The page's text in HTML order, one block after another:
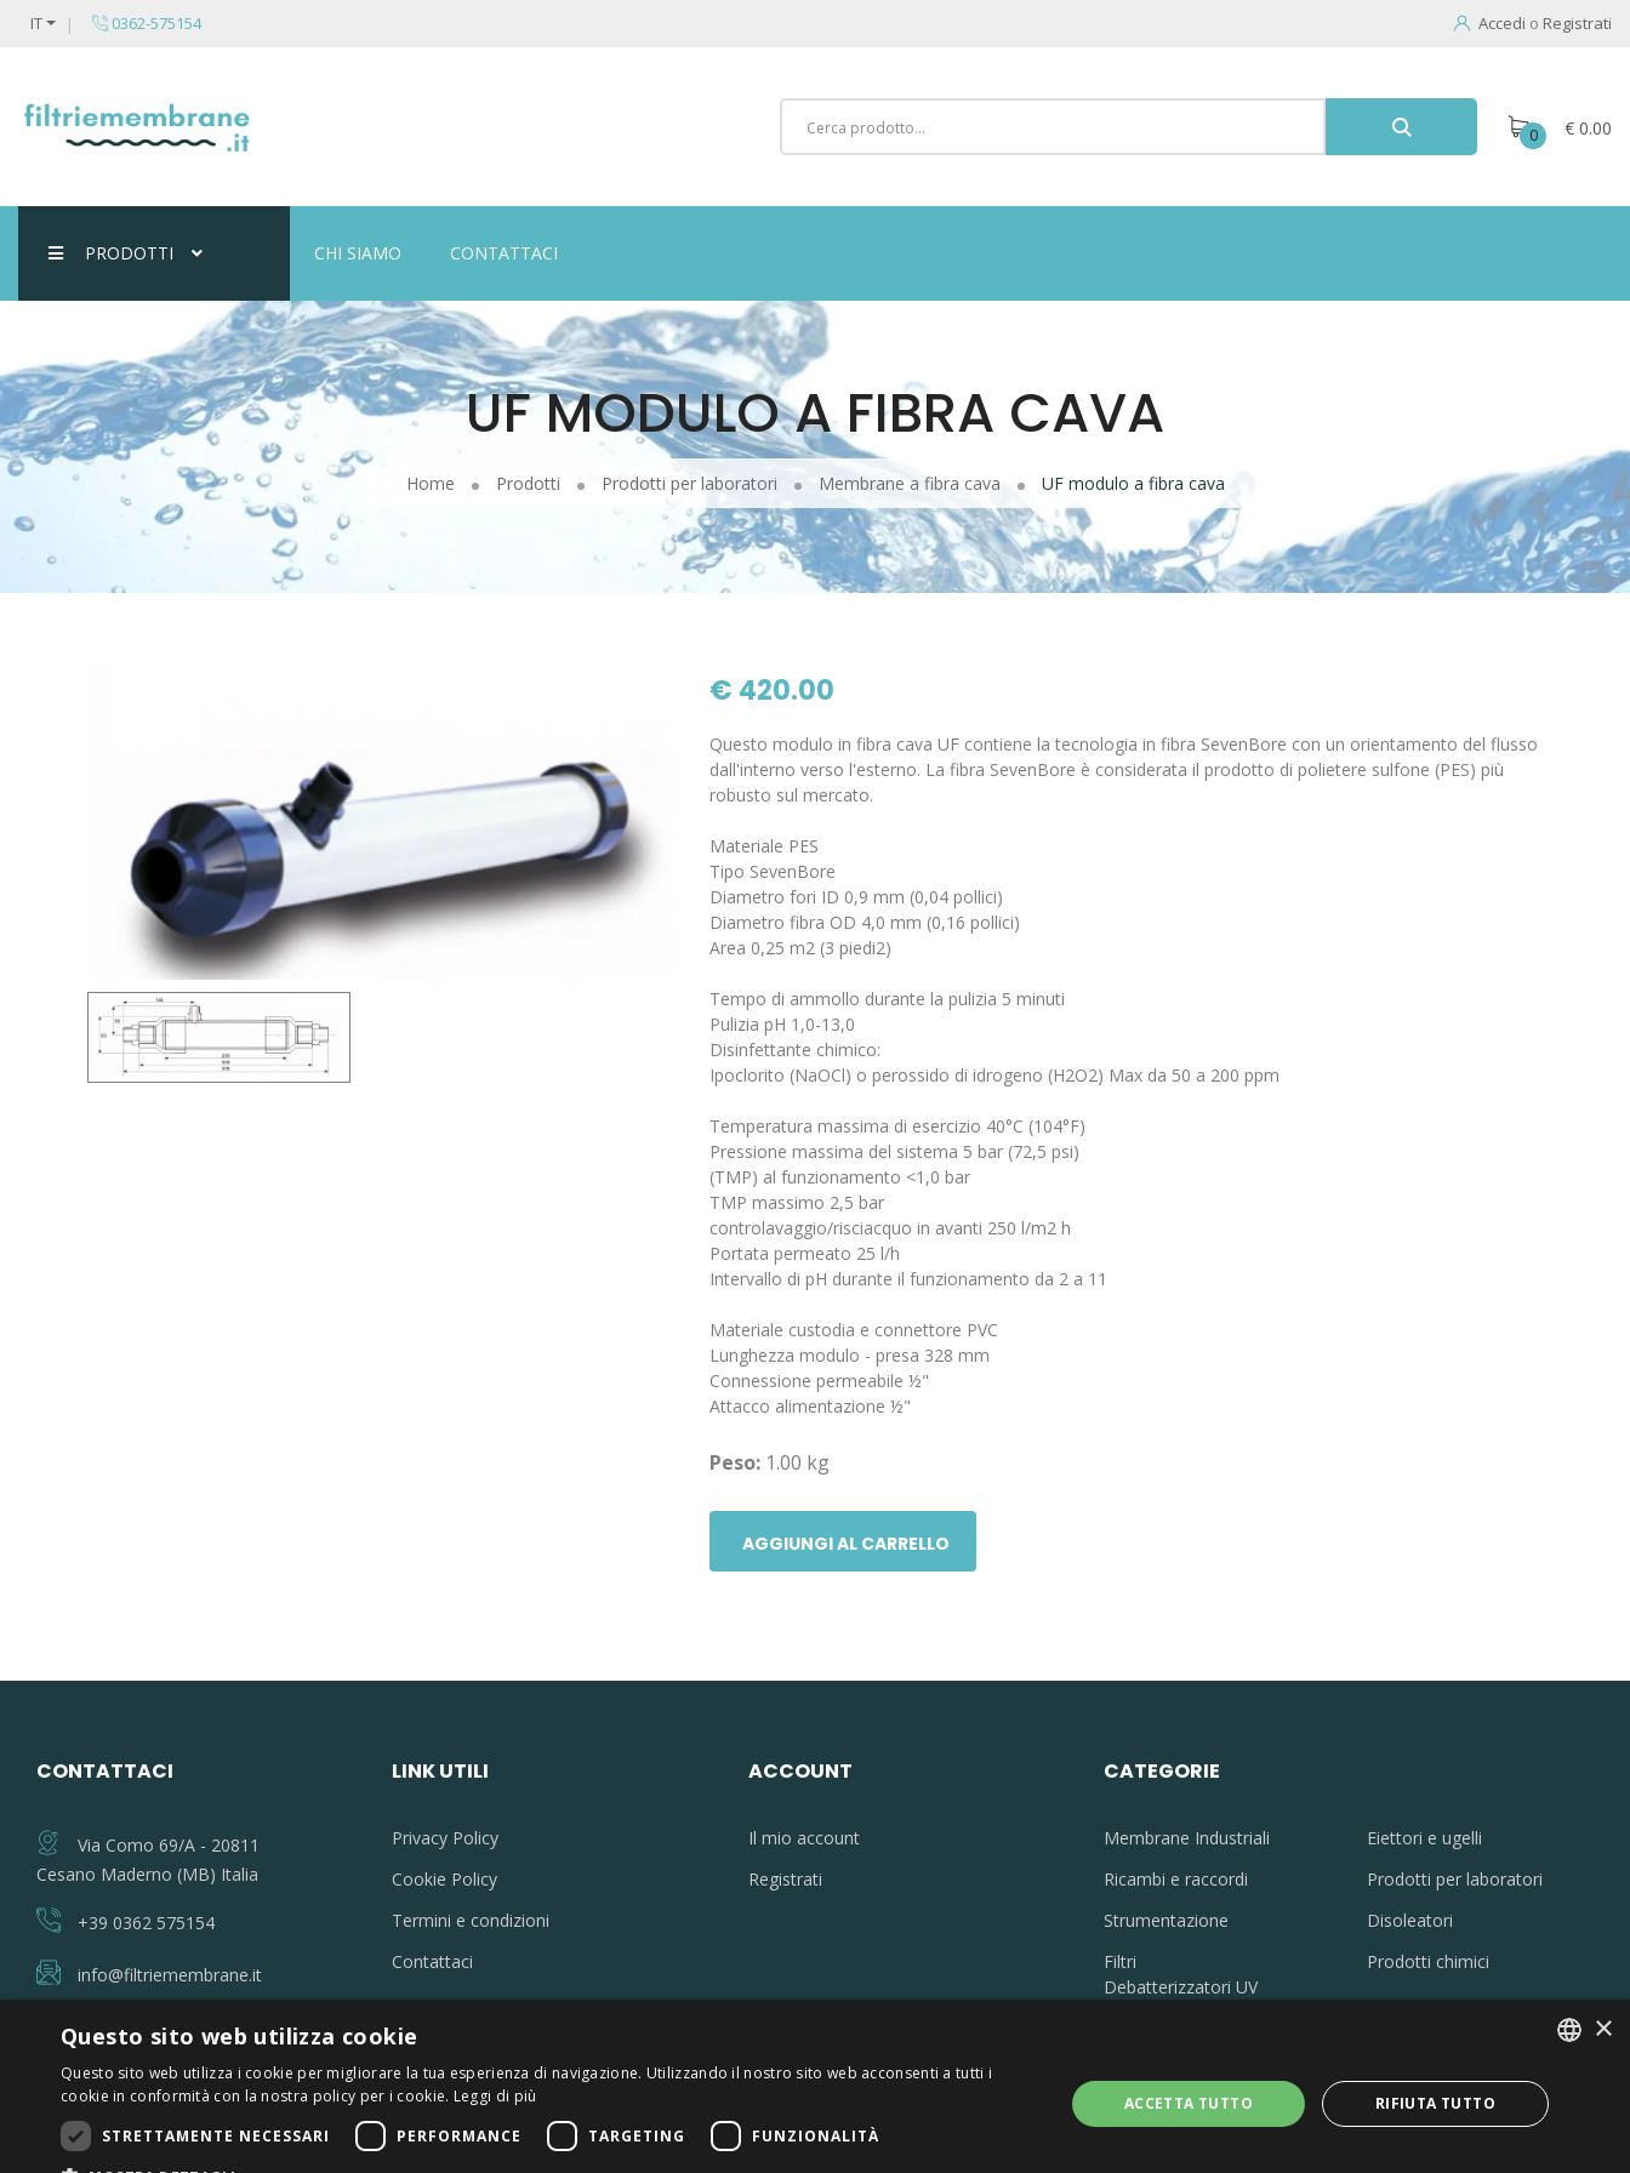
IT 0362-575154 Accedi o Registrati
0 € 0.00
PRODOTTI CHI SIAMO CONTATTACI
UF MODULO A FIBRA CAVA
Home Prodotti Prodotti per laboratori Membrane a fibra cava UF modulo a fibra cava
€ 420.00
Questo modulo in fibra cava UF contiene la tecnologia in fibra SevenBore con un orientamento del flusso
dall'interno verso l'esterno. La fibra SevenBore è considerata il prodotto di polietere sulfone (PES) più
robusto sul mercato.
Materiale PES
Tipo SevenBore
Diametro fori ID 0,9 mm (0,04 pollici)
Diametro fibra OD 4,0 mm (0,16 pollici)
Area 0,25 m2 (3 piedi2)
Tempo di ammollo durante la pulizia 5 minuti
Pulizia pH 1,0-13,0
Disinfettante chimico:
Ipoclorito (NaOCl) o perossido di idrogeno (H2O2) Max da 50 a 200 ppm
Temperatura massima di esercizio 40°C (104°F)
Pressione massima del sistema 5 bar (72,5 psi)
(TMP) al funzionamento <1,0 bar
TMP massimo 2,5 bar
controlavaggio/risciacquo in avanti 250 l/m2 h
Portata permeato 25 l/h
Intervallo di pH durante il funzionamento da 2 a 11
Materiale custodia e connettore PVC
Lunghezza modulo - presa 328 mm
Connessione permeabile ½"
Attacco alimentazione ½"
Peso:1.00 kg
AGGIUNGI AL CARRELLO
CONTATTACI
Via Como 69/A - 20811
Cesano Maderno (MB) Italia
+39 0362 575154
info@filtriemembrane.it
LINK UTILI
Privacy Policy
Cookie Policy
Termini e condizioni
Contattaci
ACCOUNT
Il mio account
Registrati
CATEGORIE
Membrane Industriali
Ricambi e raccordi
Strumentazione
Filtri
Eiettori e ugelli
Prodotti per laboratori
Disoleatori
Prodotti chimici
Debatterizzatori UV
© 2026 SEPRA SRL - SOCIETÀ CON UNICO SOCIO - Codice fiscale 10077160157 - P.IVA 02861960967 - Capitale sociale 100.000 Euro
ITALIAN
×
Questo sito web utilizza cookie
Questo sito web utilizza i cookie per migliorare la tua esperienza di navigazione. Utilizzando il nostro sito web acconsenti a tutti i
cookie in conformità con la nostra policy per i cookie. Leggi di più
STRETTAMENTE NECESSARI
PERFORMANCE TARGETING FUNZIONALITÀ
ACCETTA TUTTO RIFIUTA TUTTO